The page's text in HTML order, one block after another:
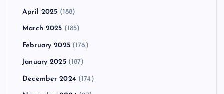
April 2025 (188)
March 2025 (185)
February 2025(176)
January 2025(187)
December 2024 (174)